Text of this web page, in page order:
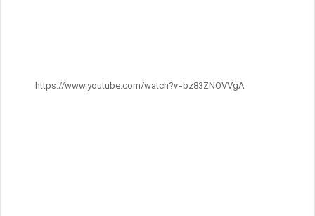
https://www.youtube.com/watch?v=bz83ZNOVVgA